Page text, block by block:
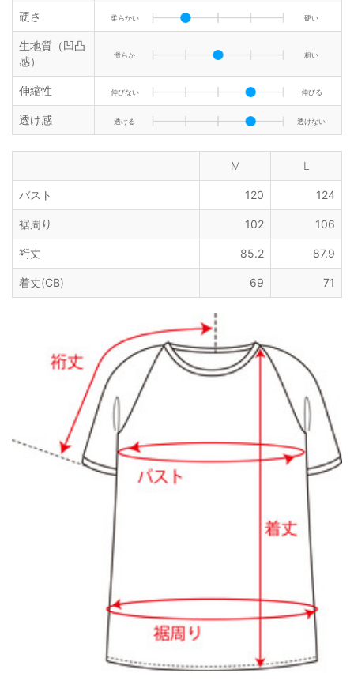
硬さ 柔らかい 硬い
生地質（凹凸
感）
滑らか 粗い
伸縮性 伸びない 伸びる
透け感 透ける 透けない
M L
バスト 120 124
裾周り 102 106
裄丈 85.2 87.9
着丈(CB) 69 71